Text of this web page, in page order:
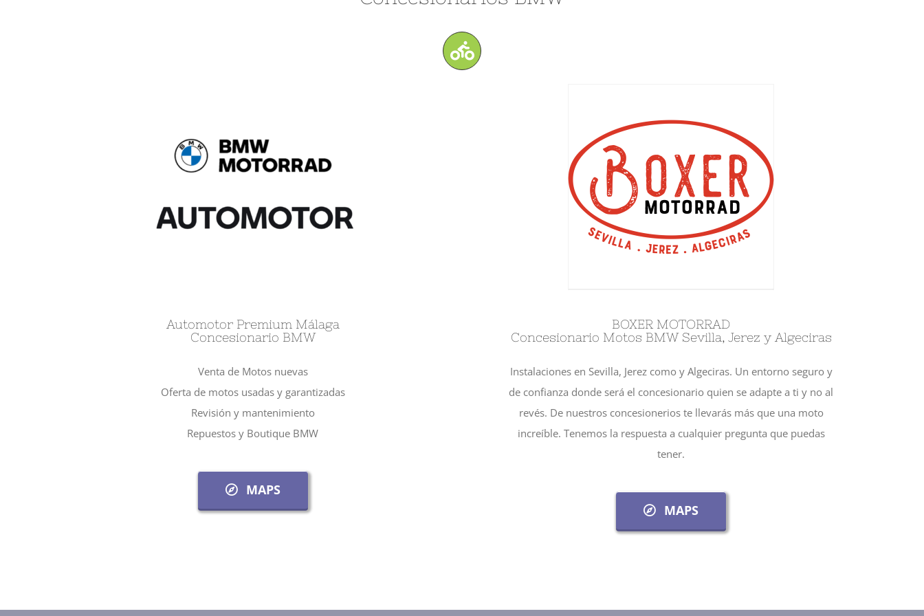
Automotor Premium Málaga
Concesionario BMW
Venta de Motos nuevas
Oferta de motos usadas y garantizadas
Revisión y mantenimiento
Repuestos y Boutique BMW
MAPS
BOXER MOTORRAD
Concesionario Motos BMW Sevilla, Jerez y Algeciras
Instalaciones en Sevilla, Jerez como y Algeciras. Un entorno seguro y
de confianza donde será el concesionario quien se adapte a ti y no al
revés. De nuestros concesionerios te llevarás más que una moto
increíble. Tenemos la respuesta a cualquier pregunta que puedas
tener.
MAPS